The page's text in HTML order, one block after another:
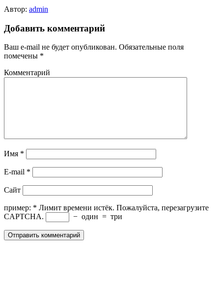
Автор: admin
Добавить комментарий
Ваш e-mail не будет опубликован. Обязательные поля
помечены *
Комментарий
Имя *
E-mail *
Сайт
пример: * Лимит времени истёк. Пожалуйста, перезагрузите
CAPTCHA.
− один = три